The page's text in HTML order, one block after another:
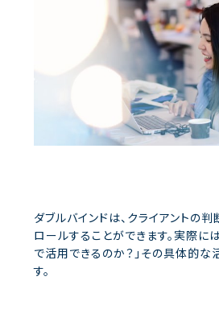
ダブルバインドは、クライアントの
ロールすることができます。実際に
で活用できるのか？」その具体的な
す。